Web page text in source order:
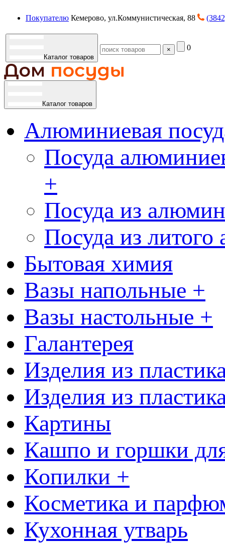
Покупателю Кемерово, ул.Коммунистическая, 88
Каталог товаров
× 0
Каталог товаров
Алюминиевая
Посуда
+
Посуда из
Посуда из
Бытовая химия
Вазы напольные +
Вазы настольные +
Галантерея
Изделия из
Изделия из
Картины
Кашпо и горшки
Копилки +
Косметика и
Кухонная утварь